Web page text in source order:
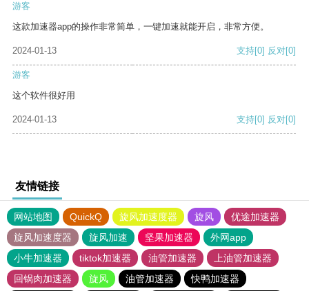
游客
这款加速器app的操作非常简单，一键加速就能开启，非常方便。
2024-01-13 支持[0] 反对[0]
游客
这个软件很好用
2024-01-13 支持[0] 反对[0]
友情链接
网站地图 QuickQ 旋风加速度器 旋风
优途加速器
旋风加速度器
旋风加速 坚果加速器
外网app
小牛加速器
tiktok加速器 油管加速器
上油管加速器
回锅肉加速器
旋风 油管加速器 快鸭加速器